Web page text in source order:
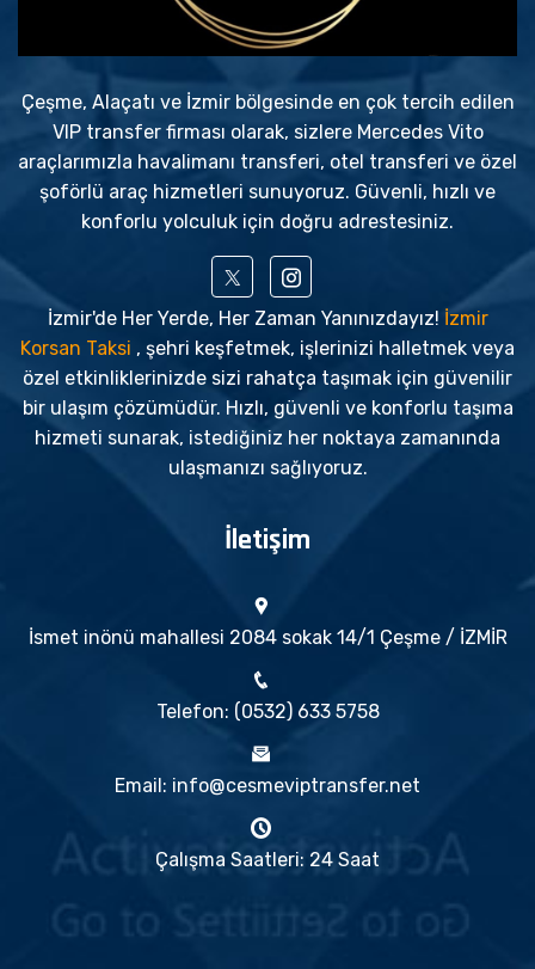
Çeşme, Alaçatı ve İzmir bölgesinde en çok tercih edilen
VIP transfer firması olarak, sizlere Mercedes Vito
araçlarımızla havalimanı transferi, otel transferi ve özel
şoförlü araç hizmetleri sunuyoruz. Güvenli, hızlı ve
konforlu yolculuk için doğru adrestesiniz.
İzmir'de Her Yerde, Her Zaman Yanınızdayız! İzmir
Korsan Taksi , şehri keşfetmek, işlerinizi halletmek veya
özel etkinliklerinizde sizi rahatça taşımak için güvenilir
bir ulaşım çözümüdür. Hızlı, güvenli ve konforlu taşıma
hizmeti sunarak, istediğiniz her noktaya zamanında
ulaşmanızı sağlıyoruz.
İletişim
İsmet inönü mahallesi 2084 sokak 14/1 Çeşme / İZMİR
Telefon: (0532) 633 5758
Email: info@cesmeviptransfer.net
Çalışma Saatleri: 24 Saat